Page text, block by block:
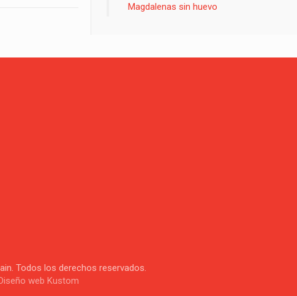
Magdalenas sin huevo
Todos los derechos reservados.
web Kustom